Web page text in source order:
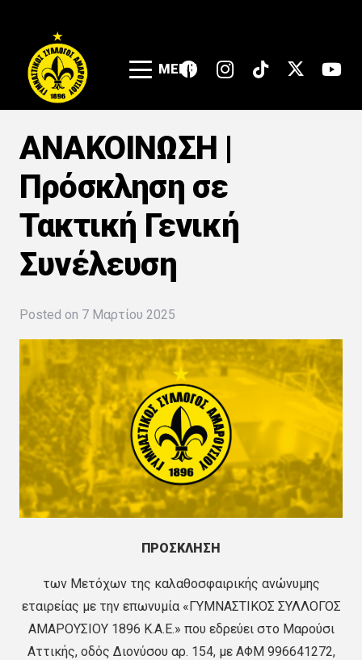
MENU
ΑΝΑΚΟΙΝΩΣΗ |
Πρόσκληση σε
Τακτική Γενική
Συνέλευση
Posted on 7 Μαρτίου 2025
ΠΡΟΣΚΛΗΣΗ
των Μετόχων της καλαθοσφαιρικής ανώνυμης
εταιρείας με την επωνυμία «ΓΥΜΝΑΣΤΙΚΟΣ ΣΥΛΛΟΓΟΣ
ΑΜΑΡΟΥΣΙΟΥ 1896 Κ.Α.Ε.» που εδρεύει στο Μαρούσι
Αττικής, οδός Διονύσου αρ. 154, με ΑΦΜ 996641272,